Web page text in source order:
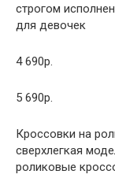
строгом
для девочек
4 690р.
5 690р.
Кроссовки на
сверхлегкая
роликовые